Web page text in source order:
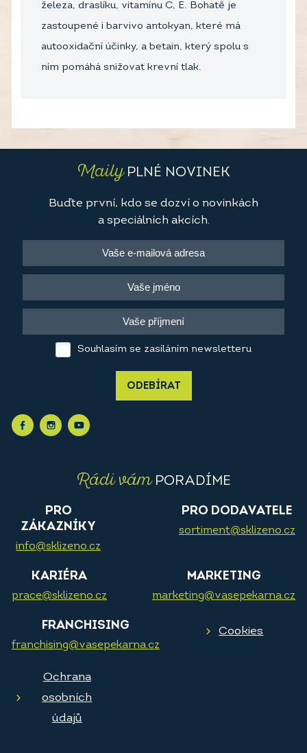
železa, draslíku, vitamínu C, E. Bohatě je
zastoupené i barvivo antokyan, které má
autooxidační účinky, a betain, který spolu s
ním pomáhá snižovat krevní tlak.
MailyPLNÉ NOVINEK
Buďte první, kdo se dozví o novinkách
a speciálních akcích.
Souhlasím se zasíláním newsletteru
ODEBÍRAT
Rádi vámPORADÍME
PRO
ZÁKAZNÍKY
info@sklizeno.cz
PRO DODAVATELE
sortiment@sklizeno.cz
KARIÉRA
prace@sklizeno.cz
MARKETING
marketing@vasepekarna.cz
FRANCHISING
franchising@vasepekarna.cz
Cookies
Ochrana
osobních
údajů